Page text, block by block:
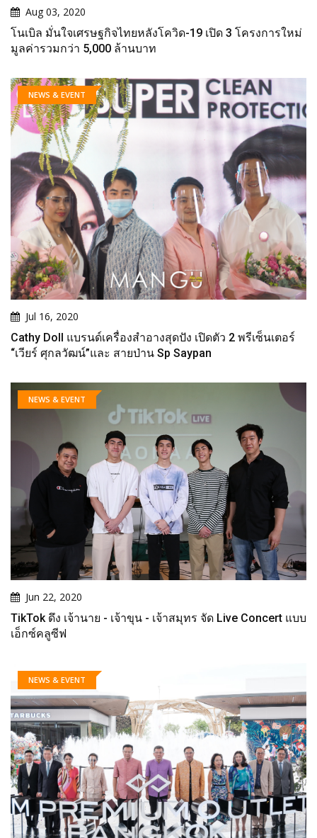
Aug 03, 2020
โนเบิล มั่นใจเศรษฐกิจไทยหลังโควิด-19 เปิด 3 โครงการใหม่
มูลค่ารวมกว่า 5,000 ล้านบาท
NEWS & EVENT
Jul 16, 2020
Cathy Doll แบรนด์เครื่องสำอางสุดปัง เปิดตัว 2 พรีเซ็นเตอร์
“เวียร์ ศุกลวัฒน์”และ สายป่าน Sp Saypan
NEWS & EVENT
Jun 22, 2020
TikTok ดึง เจ้านาย - เจ้าขุน - เจ้าสมุทร จัด Live Concert แบบ
เอ็กซ์คลูซีฟ
NEWS & EVENT